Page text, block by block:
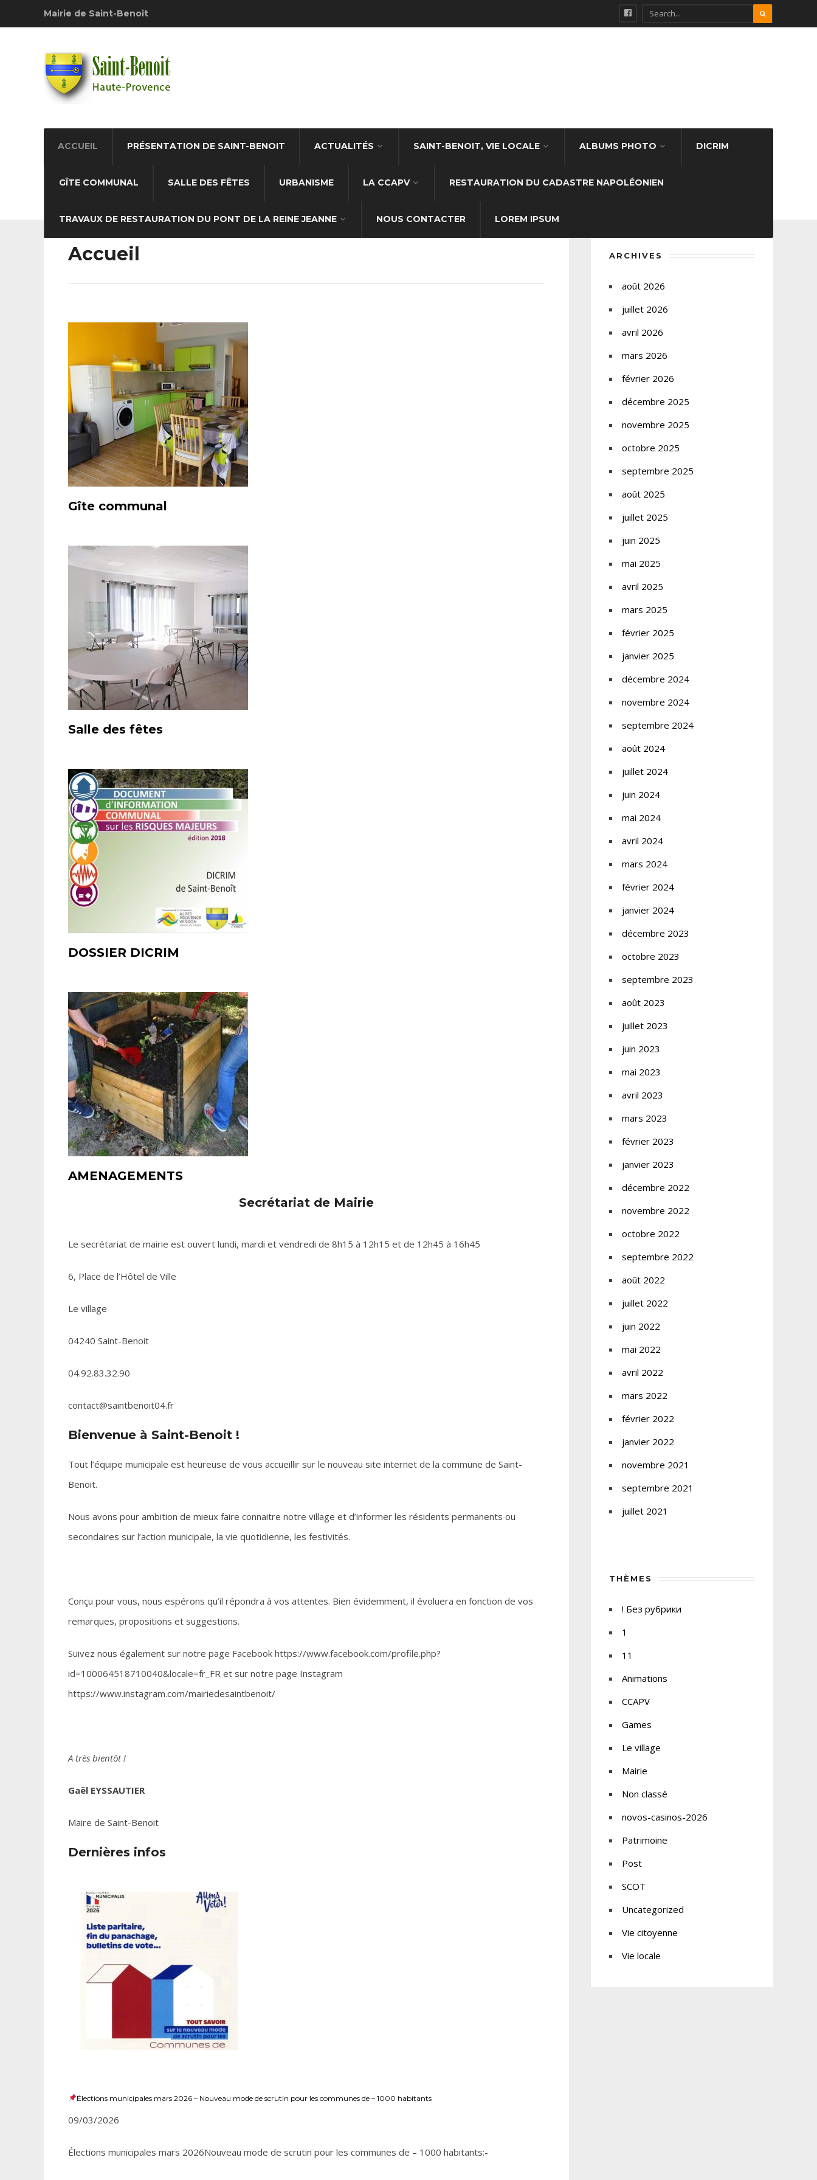
Mairie de Saint-Benoit
ACCUEIL PRÉSENTATION DE SAINT-BENOIT ACTUALITÉS SAINT-BENOIT, VIE LOCALE ALBUMS PHOTO DICRIM
GÎTE COMMUNAL SALLE DES FÊTES URBANISME LA CCAPV RESTAURATION DU CADASTRE NAPOLÉONIEN
TRAVAUX DE RESTAURATION DU PONT DE LA REINE JEANNE NOUS CONTACTER LOREM IPSUM
Accueil
Gîte communal
Salle des fêtes
DOSSIER DICRIM
AMENAGEMENTS
Secrétariat de Mairie
Le secrétariat de mairie est ouvert lundi, mardi et vendredi de 8h15 à 12h15 et de 12h45 à 16h45
6, Place de l’Hôtel de Ville
Le village
04240 Saint-Benoit
04.92.83.32.90
contact@saintbenoit04.fr
Bienvenue à Saint-Benoit !
Tout l’équipe municipale est heureuse de vous accueillir sur le nouveau site internet de la commune de Saint-
Benoit.
Nous avons pour ambition de mieux faire connaitre notre village et d’informer les résidents permanents ou
secondaires sur l’action municipale, la vie quotidienne, les festivités.
Conçu pour vous, nous espérons qu’il répondra à vos attentes. Bien évidemment, il évoluera en fonction de vos
remarques, propositions et suggestions.
Suivez nous également sur notre page Facebook https://www.facebook.com/profile.php?
id=100064518710040&locale=fr_FR et sur notre page Instagram
https://www.instagram.com/mairiedesaintbenoit/
A très bientôt !
Gaël EYSSAUTIER
Maire de Saint-Benoit
Dernières infos
Élections municipales mars 2026 – Nouveau mode de scrutin pour les communes de – 1000 habitants
09/03/2026
Élections municipales mars 2026Nouveau mode de scrutin pour les communes de – 1000 habitants:-
ARCHIVES
août 2026
juillet 2026
avril 2026
mars 2026
février 2026
décembre 2025
novembre 2025
octobre 2025
septembre 2025
août 2025
juillet 2025
juin 2025
mai 2025
avril 2025
mars 2025
février 2025
janvier 2025
décembre 2024
novembre 2024
septembre 2024
août 2024
juillet 2024
juin 2024
mai 2024
avril 2024
mars 2024
février 2024
janvier 2024
décembre 2023
octobre 2023
septembre 2023
août 2023
juillet 2023
juin 2023
mai 2023
avril 2023
mars 2023
février 2023
janvier 2023
décembre 2022
novembre 2022
octobre 2022
septembre 2022
août 2022
juillet 2022
juin 2022
mai 2022
avril 2022
mars 2022
février 2022
janvier 2022
novembre 2021
septembre 2021
juillet 2021
THÈMES
! Без рубрики
1
11
Animations
CCAPV
Games
Le village
Mairie
Non classé
novos-casinos-2026
Patrimoine
Post
SCOT
Uncategorized
Vie citoyenne
Vie locale